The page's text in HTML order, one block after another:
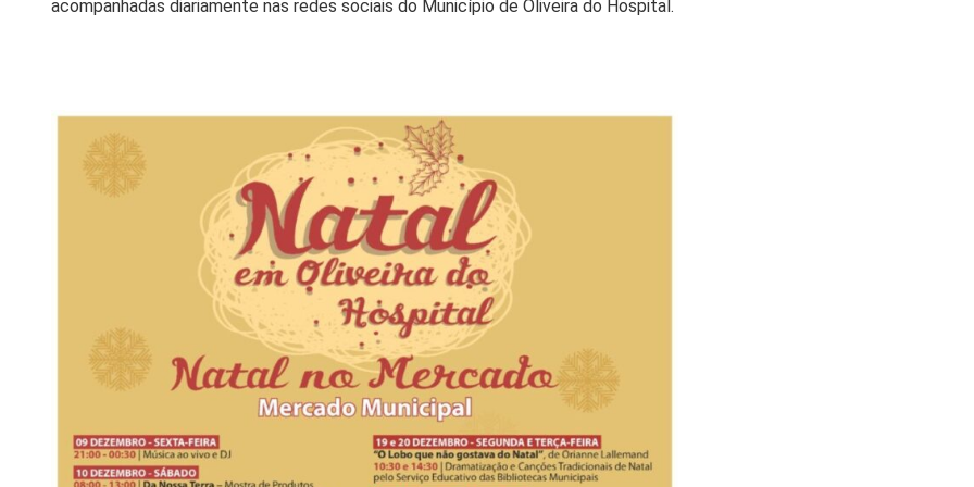
acompanhadas diariamente nas redes sociais do Município de Oliveira do Hospital.